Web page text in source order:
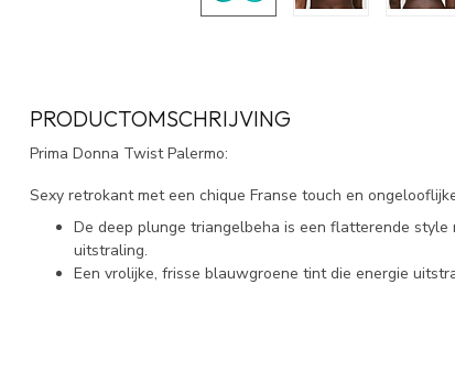
PRODUCTOMSCHRIJVING
Prima Donna Twist Palermo:
Sexy retrokant met een chique Franse touch en
De deep plunge triangelbeha is een flatterende
uitstraling.
Een vrolijke, frisse blauwgroene tint die energie